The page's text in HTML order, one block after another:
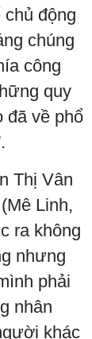
chủ động
chúng
công
quy
đã về phổ
Thị Vân
Linh,
ra không
nhưng
phải
nhân
khác